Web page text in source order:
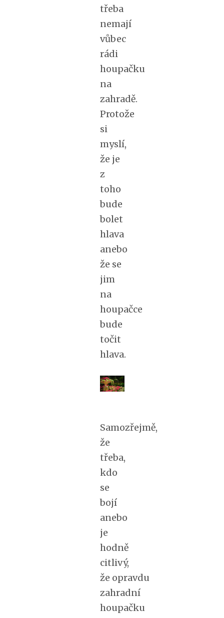
třeba
nemají
vůbec
rádi
houpačku
na
zahradě.
Protože
si
myslí,
že je
z
toho
bude
bolet
hlava
anebo
že se
jim
na
houpačce
bude
točit
hlava.
Samozřejmě,
že
třeba,
kdo
se
bojí
anebo
je
hodně
citlivý,
že opravdu
zahradní
houpačku